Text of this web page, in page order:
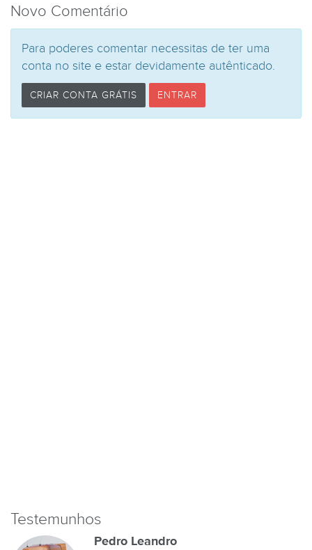
Novo Comentário
Para poderes comentar necessitas de ter uma
conta no site e estar devidamente autênticado.
CRIAR CONTA GRÁTIS ENTRAR
Testemunhos
Pedro Leandro